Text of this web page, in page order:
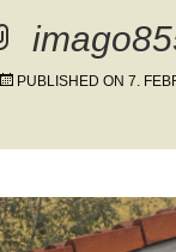
PUBLISHED ON 7.